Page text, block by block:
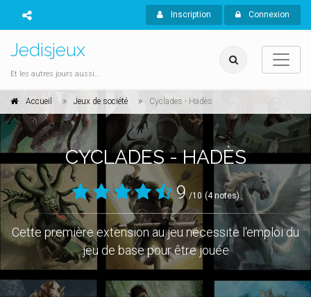
Inscription Connexion
Jedisjeux
Et les autres jours aussi...
Accueil Jeux de société Cyclades - Hadès
CYCLADES - HADÈS
9 /10 (4 notes)
Cette première extension au jeu nécessite l'emploi du
jeu de base pour être jouée